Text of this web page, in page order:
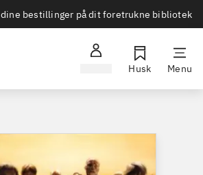
bestillinger på dit foretrukne bibliotek
Husk Menu